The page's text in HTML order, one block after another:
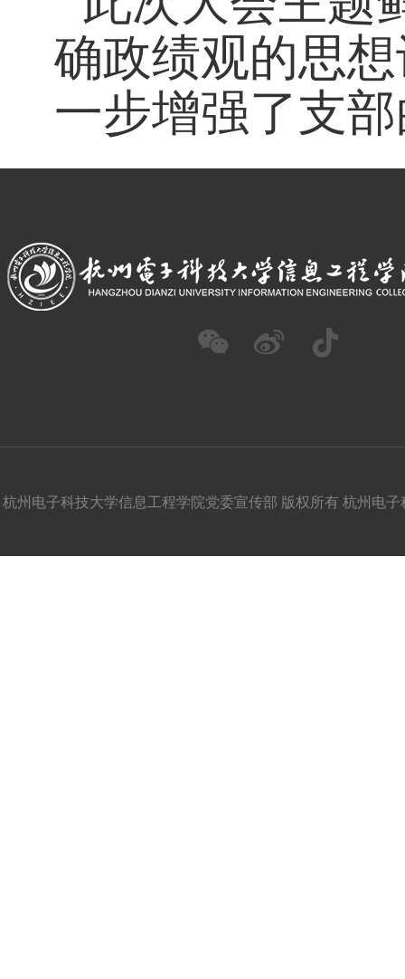
确政绩观的思
一步增强了支
杭州电子科技大学信息工程学院党委宣传部 版权所有 杭州电